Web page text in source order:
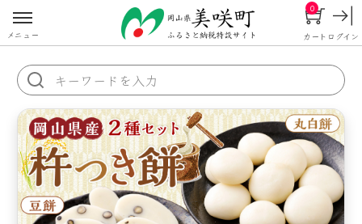
メニュー カート
0
ログイン